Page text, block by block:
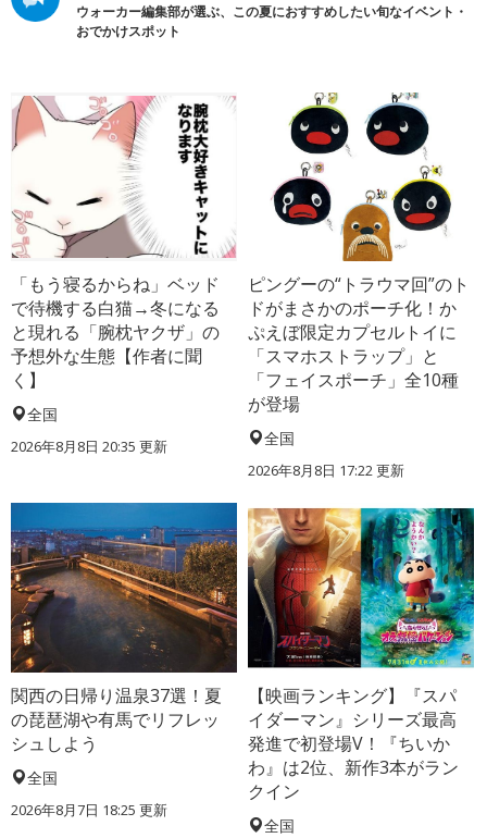
ウォーカー編集部が選ぶ、この夏におすすめしたい旬なイベント・
おでかけスポット
「もう寝るからね」ベッド
で待機する白猫→冬になる
と現れる「腕枕ヤクザ」の
予想外な生態【作者に聞
く】
全国
2026年8月8日 20:35 更新
ピングーの“トラウマ回”のト
ドがまさかのポーチ化！か
ぷえぼ限定カプセルトイに
「スマホストラップ」と
「フェイスポーチ」全10種
が登場
全国
2026年8月8日 17:22更新
関西の日帰り温泉37選！夏
の琵琶湖や有馬でリフレッ
シュしよう
全国
2026年8月7日 18:25 更新
【映画ランキング】『スパ
イダーマン』シリーズ最高
発進で初登場V！『ちいか
わ』は2位、新作3本がラン
クイン
全国